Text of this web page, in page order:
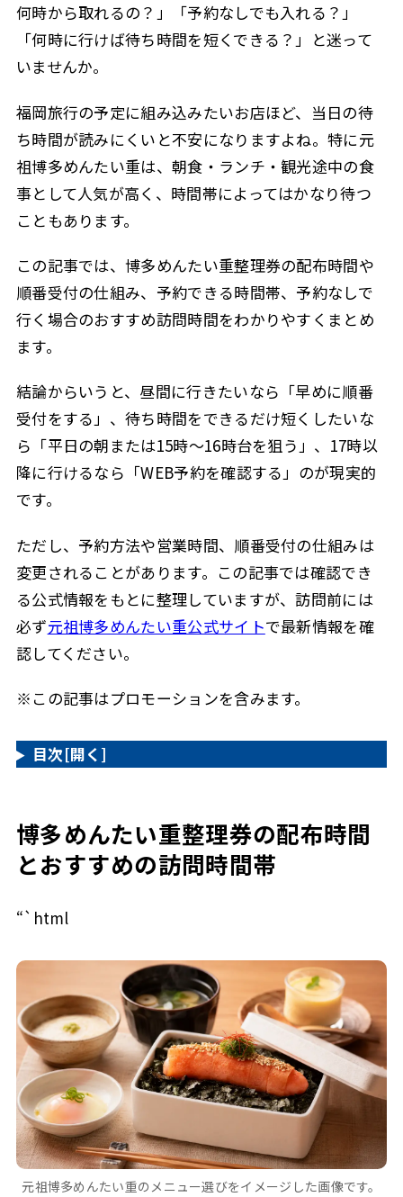
何時から取れるの？」「予約なしでも入れる？」
「何時に行けば待ち時間を短くできる？」と迷って
いませんか。
福岡旅行の予定に組み込みたいお店ほど、当日の待
ち時間が読みにくいと不安になりますよね。特に元
祖博多めんたい重は、朝食・ランチ・観光途中の食
事として人気が高く、時間帯によってはかなり待つ
こともあります。
この記事では、博多めんたい重整理券の配布時間や
順番受付の仕組み、予約できる時間帯、予約なしで
行く場合のおすすめ訪問時間をわかりやすくまとめ
ます。
結論からいうと、昼間に行きたいなら「早めに順番
受付をする」、待ち時間をできるだけ短くしたいな
ら「平日の朝または15時〜16時台を狙う」、17時以
降に行けるなら「WEB予約を確認する」のが現実的
です。
ただし、予約方法や営業時間、順番受付の仕組みは
変更されることがあります。この記事では確認でき
る公式情報をもとに整理していますが、訪問前には
必ず元祖博多めんたい重公式サイトで最新情報を確
認してください。
※この記事はプロモーションを含みます。
目次[開く]
博多めんたい重整理券の配布時間
とおすすめの訪問時間帯
“`html
元祖博多めんたい重のメニュー選びをイメージした画像です。
5.1 朝〜昼に食べたい場合
5.2 夕方〜夜に食べたい場合
6 よくある質問
6.1 Q. 博多めんたい重は予約なしでも入れますか？
6.3 Q. 17時以降は予約できますか？
6.5
Q. テイクアウトにも整理券が必要ですか？
6.6
Q. 博多駅の店舗で店内飲食はできますか？
6.8 待ち時間を快適にしたいなら、事前準備もしておこう
7 まとめ：博多めんたい重は時間帯選びと事前確認が大事